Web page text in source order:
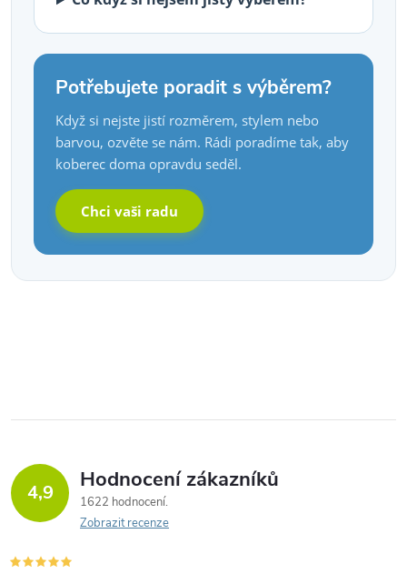
Potřebujete poradit s výběrem?
Když si nejste jistí rozměrem, stylem nebo
barvou, ozvěte se nám. Rádi poradíme tak, aby
koberec doma opravdu seděl.
Chci vaši radu
4,9 Hodnocení zákazníků
1622 hodnocení
Zobrazit recenze